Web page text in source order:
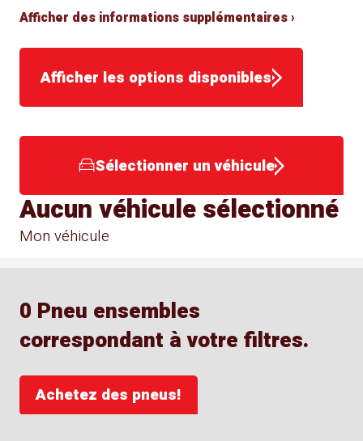
Afficher des informations supplémentaires ›
Afficher les options disponibles
Sélectionner un véhicule
Mon véhicule
Aucun véhicule sélectionné
0 Pneu ensembles
correspondant à votre filtres.
Achetez des pneus!